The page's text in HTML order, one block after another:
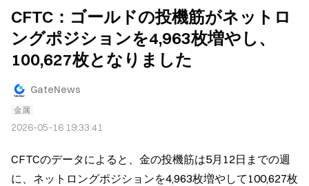
CFTC：ゴールドの投機筋がネットロ
ングポジションを4,963枚増やし、
100,627枚となりました
GateNews
金属
2026-05-16 19:33:41
CFTCのデータによると、金の投機筋は5月12日までの週
に、ネットロングポジションを4,963枚増やして100,627枚